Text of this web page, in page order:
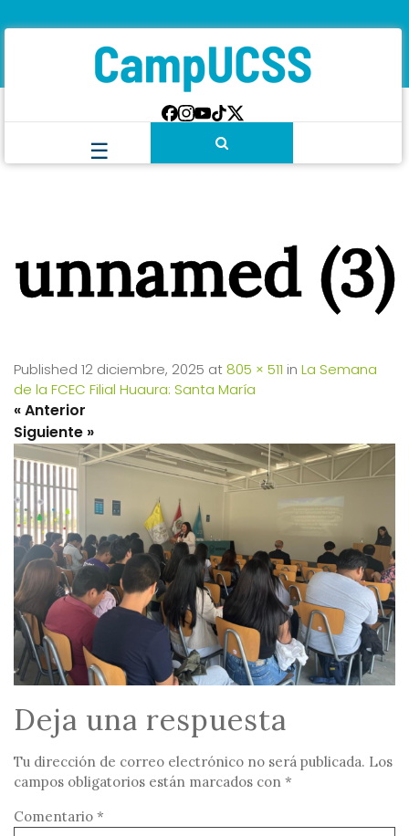
unnamed (3)
Published 12 diciembre, 2025 at 805 × 511 in La Semana
de la FCEC Filial Huaura: Santa María
Deja una respuesta
Tu dirección de correo electrónico no será publicada. Los
campos obligatorios están marcados con *
Comentario *